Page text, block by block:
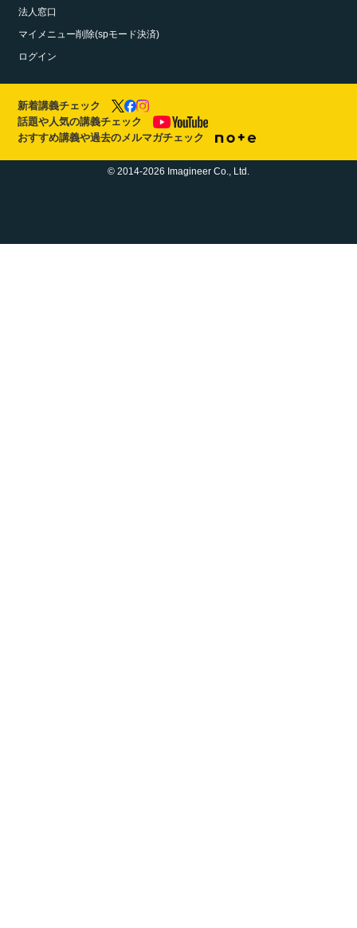
法人窓口
マイメニュー削除(spモード決済)
ログイン
新着講義チェック
話題や人気の講義チェック
おすすめ講義や過去のメルマガチェック
© 2014-2026 Imagineer Co., Ltd.